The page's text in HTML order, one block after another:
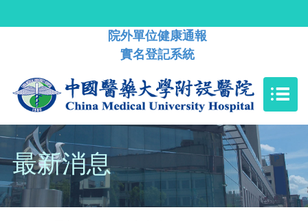
院外單位健康通報
實名登記系統
最新消息